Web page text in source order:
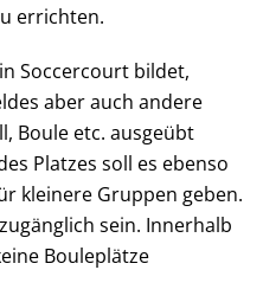
errichten.
Soccercourt bildet,
aber auch andere
Boule etc. ausgeübt
Platzes soll es ebenso
kleinere Gruppen geben.
sein. Innerhalb
Bouleplätze